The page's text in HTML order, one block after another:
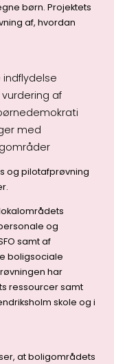
børn. Projektets
af, hvordan
indflydelse
af
med
og pilotafprøvning
og
samt af
boligsociale
har
ressourcer samt
skole og i
at boligområdets